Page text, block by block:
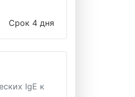
Срок 4 дня
IgE к